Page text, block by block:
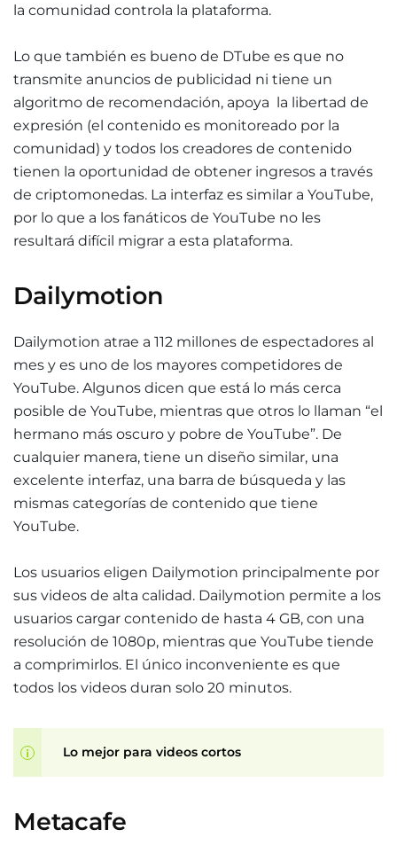
la comunidad controla la plataforma.
Lo que también es bueno de DTube es que no
transmite anuncios de publicidad ni tiene un
algoritmo de recomendación, apoya la libertad de
expresión (el contenido es monitoreado por la
comunidad) y todos los creadores de contenido
tienen la oportunidad de obtener ingresos a través
de criptomonedas. La interfaz es similar a YouTube,
por lo que a los fanáticos de YouTube no les
resultará difícil migrar a esta plataforma.
Dailymotion
Dailymotion atrae a 112 millones de espectadores al
mes y es uno de los mayores competidores de
YouTube. Algunos dicen que está lo más cerca
posible de YouTube, mientras que otros lo llaman “el
hermano más oscuro y pobre de YouTube”. De
cualquier manera, tiene un diseño similar, una
excelente interfaz, una barra de búsqueda y las
mismas categorías de contenido que tiene
YouTube.
Los usuarios eligen Dailymotion principalmente por
sus videos de alta calidad. Dailymotion permite a los
usuarios cargar contenido de hasta 4 GB, con una
resolución de 1080p, mientras que YouTube tiende
a comprimirlos. El único inconveniente es que
todos los videos duran solo 20 minutos.
Lo mejor para videos cortos
Metacafe